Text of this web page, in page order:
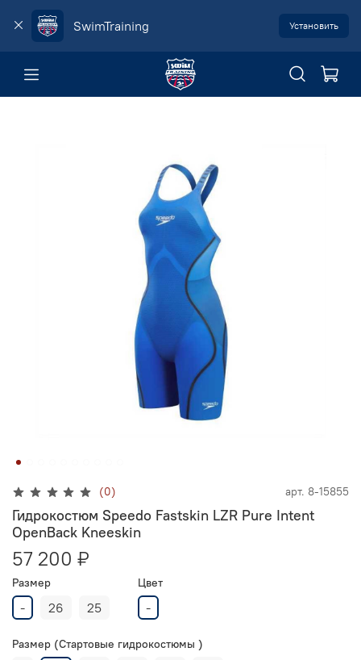
SwimTraining Установить
(0) арт. 8-15855
Гидрокостюм Speedo Fastskin LZR Pure Intent
OpenBack Kneeskin
57 200 ₽
Размер
- 26 25
Цвет
-
Размер (Стартовые гидрокостюмы )